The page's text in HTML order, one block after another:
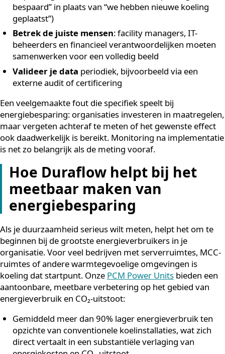
De meest gemaakte fouten bij duurzaamheidsmeting
het ontbreken van een nulmeting, het gebruik van
inconsistente meetmethoden over de jaren heen, het
meten van te veel KPI’s tegelijk zonder focus, en het
rapporteren over activiteiten in plaats van resultaten.
Door deze valkuilen bewust te vermijden, worden je
duurzaamheidsdata betrouwbaar en bruikbaar.
Concrete tips om fouten te voorkomen:
Begin met een nulmetingvoordat je investeert in
nieuwe systemen of maatregelen
Kies maximaal vijf KPI’sdie echt relevant zijn
jouw organisatie en houd die consistent bij
Gebruik dezelfde methode en emissiefactoren
jaar, zodat vergelijking over tijd mogelijk is
Rapporteer over uitkomsten
bespaard” in plaats van “we hebben nieuwe koeling
geplaatst”)
Betrek de juiste mensen: facility managers, IT-
beheerders en financieel verantwoordelijken
samenwerken voor een volledig beeld
Valideer je dataperiodiek, bijvoorbeeld via een
externe audit of certificering
Een veelgemaakte fout die specifiek speelt bij
energiebesparing: organisaties investeren in